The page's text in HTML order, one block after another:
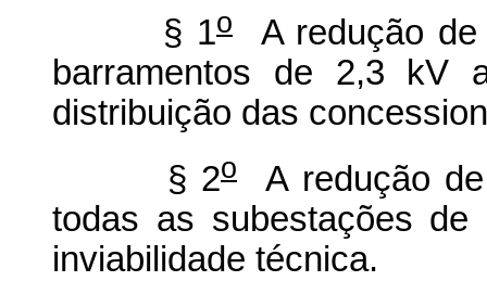
§ 1o
A redução de
barramentos de 2,3 kV
distribuição das
§ 2o
A redução
todas as subestações
inviabilidade técnica.